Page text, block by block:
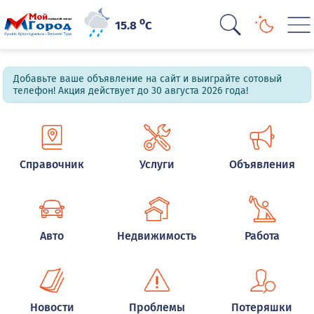
15.8oC
Добавьте ваше объявление на сайт и выиграйте сотовый
телефон! Акция действует до 30 августа 2026 года!
Справочник Услуги Объявления
Авто Недвижимость Работа
Новости Проблемы Потеряшки